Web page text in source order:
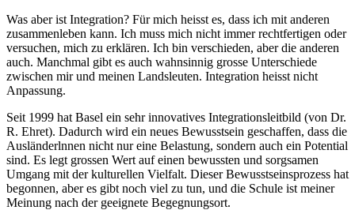
Was aber ist Integration? Für mich heisst es, dass ich mit anderen
zusammenleben kann. Ich muss mich nicht immer rechtfertigen oder
versuchen, mich zu erklären. Ich bin verschieden, aber die anderen
auch. Manchmal gibt es auch wahnsinnig grosse Unterschiede
zwischen mir und meinen Landsleuten. Integration heisst nicht
Anpassung.
Seit 1999 hat Basel ein sehr innovatives Integrationsleitbild (von Dr.
R. Ehret). Dadurch wird ein neues Bewusstsein geschaffen, dass die
Ausländerlnnen nicht nur eine Belastung, sondern auch ein Potential
sind. Es legt grossen Wert auf einen bewussten und sorgsamen
Umgang mit der kulturellen Vielfalt. Dieser Bewusstseinsprozess hat
begonnen, aber es gibt noch viel zu tun, und die Schule ist meiner
Meinung nach der geeignete Begegnungsort.